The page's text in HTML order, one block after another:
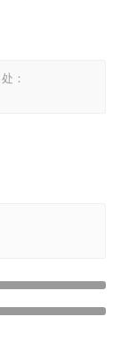
：
诠释成语落实作